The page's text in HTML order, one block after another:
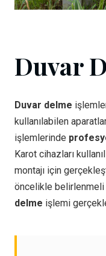
Duvar
Duvar delme
kullanılabilen
işlemlerinde
Karot cihazları
montajı için
öncelikle belirlenmeli
delme işlemi